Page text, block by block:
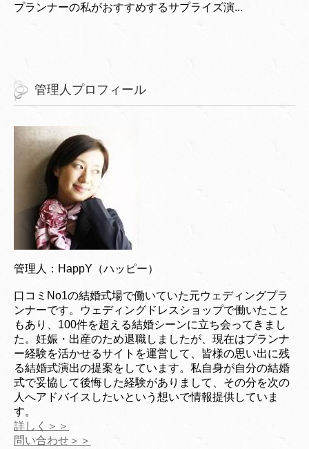
プランナーの私がおすすめするサプライズ演...
管理人プロフィール
管理人：HappY（ハッピー）
口コミNo1の結婚式場で働いていた元ウェディングプラ
ンナーです。ウェディングドレスショップで働いたこと
もあり、100件を超える結婚シーンに立ち会ってきまし
た。妊娠・出産のため退職しましたが、現在はプランナ
ー経験を活かせるサイトを運営して、皆様の思い出に残
る結婚式演出の提案をしています。私自身が自分の結婚
式で妥協して後悔した経験がありまして、その分を次の
人へアドバイスしたいという想いで情報提供していま
す。
詳しく＞＞
問い合わせ＞＞